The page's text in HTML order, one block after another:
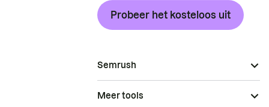
Probeer het kosteloos uit
Semrush
Meer tools